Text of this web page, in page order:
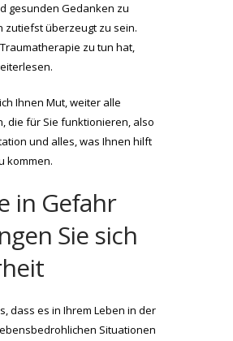
gesunden Gedanken zu
zutiefst überzeugt zu sein.
zu tun hat,
Ihnen Mut, weiter alle
die für Sie funktionieren, also
und alles, was Ihnen hilft
kommen.
in Gefahr
Sie sich
dass es in Ihrem Leben in der
Situationen